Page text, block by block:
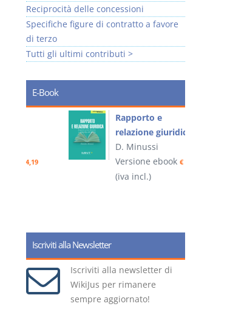
Reciprocità delle concessioni
Specifiche figure di contratto a favore
di terzo
Tutti gli ultimi contributi >
E-Book
Rapporto e
relazione giuridica
D. Minussi
Versione ebook€ 5,99
(iva incl.)
Iscriviti alla Newsletter
Iscriviti alla newsletter di
WikiJus per rimanere
sempre aggiornato!